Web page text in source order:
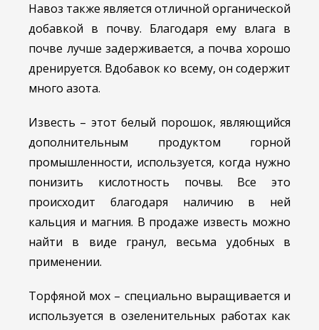
Навоз также является отличной органической
добавкой в почву. Благодаря ему влага в
почве лучше задерживается, а почва хорошо
дренируется. Вдобавок ко всему, он содержит
много азота.
Известь – этот белый порошок, являющийся
дополнительным продуктом горной
промышленности, используется, когда нужно
понизить кислотность почвы. Все это
происходит благодаря наличию в ней
кальция и магния. В продаже известь можно
найти в виде гранул, весьма удобных в
применении.
Торфяной мох – специально выращивается и
используется в озеленительных работах как